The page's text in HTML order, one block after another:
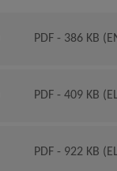
PDF - 386 KB
PDF - 409 KB
PDF - 922 KB